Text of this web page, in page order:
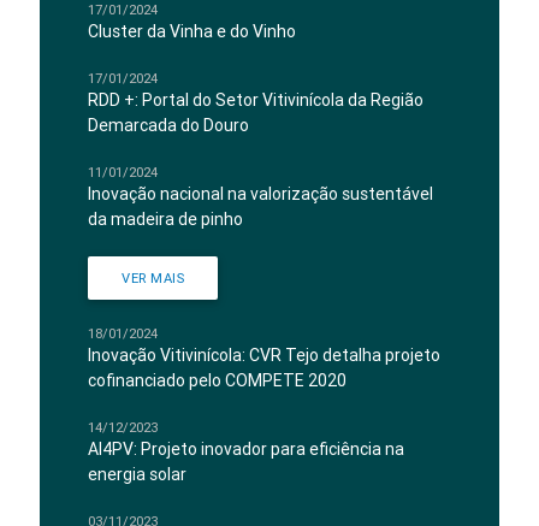
17/01/2024
Cluster da Vinha e do Vinho
17/01/2024
RDD +: Portal do Setor Vitivinícola da Região
Demarcada do Douro
11/01/2024
Inovação nacional na valorização sustentável
da madeira de pinho
VER MAIS
18/01/2024
Inovação Vitivinícola: CVR Tejo detalha projeto
cofinanciado pelo COMPETE 2020
14/12/2023
AI4PV: Projeto inovador para eficiência na
energia solar
03/11/2023